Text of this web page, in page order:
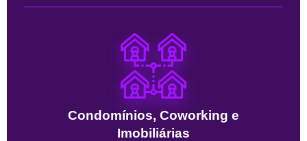
Condomínios, Coworking e
Imobiliárias